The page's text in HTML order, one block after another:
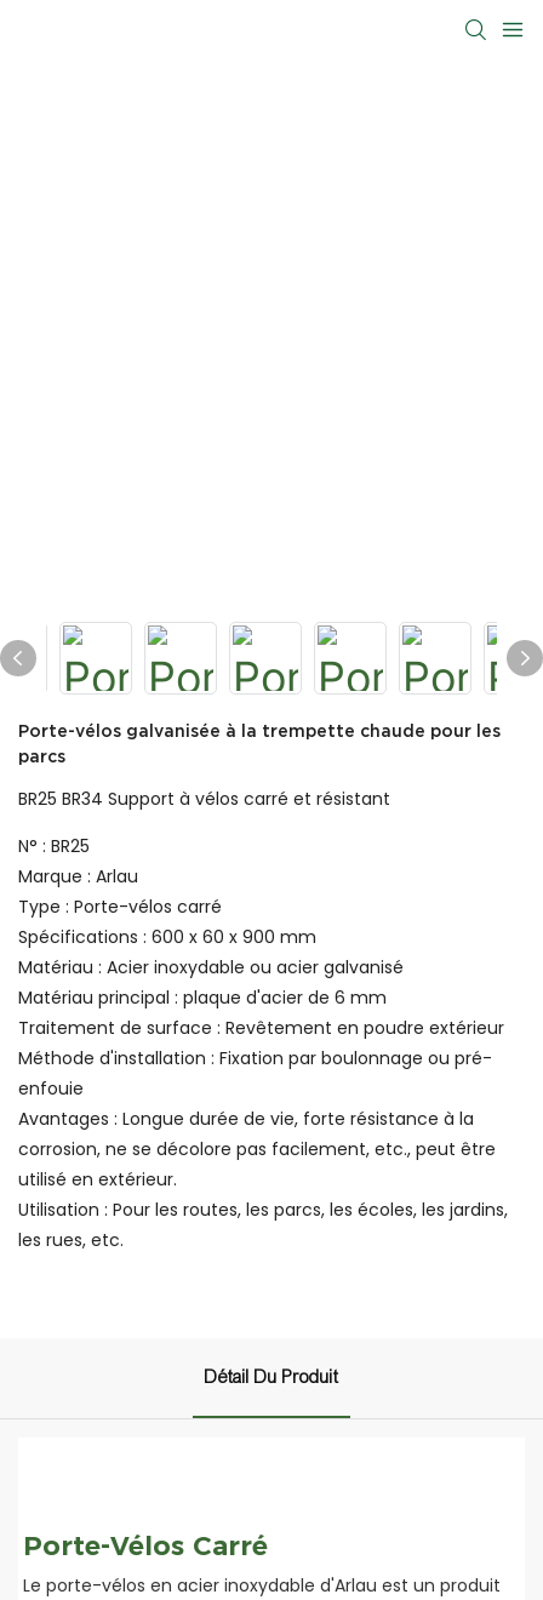
Porte-vélos galvanisée à la trempette chaude pour les
parcs
BR25 BR34 Support à vélos carré et résistant
N° : BR25
Marque : Arlau
Type : Porte-vélos carré
Spécifications : 600 x 60 x 900 mm
Matériau : Acier inoxydable ou acier galvanisé
Matériau principal : plaque d'acier de 6 mm
Traitement de surface : Revêtement en poudre extérieur
Méthode d'installation : Fixation par boulonnage ou pré-
enfouie
Avantages : Longue durée de vie, forte résistance à la
corrosion, ne se décolore pas facilement, etc., peut être
utilisé en extérieur.
Utilisation : Pour les routes, les parcs, les écoles, les jardins,
les rues, etc.
Détail Du Produit
Porte-Vélos Carré
Le porte-vélos en acier inoxydable d'Arlau est un produit